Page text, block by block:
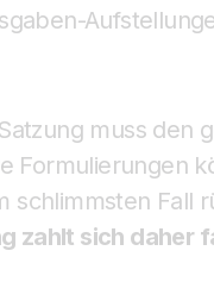
muss den
Formulierungen
schlimmsten Fall
zahlt sich daher